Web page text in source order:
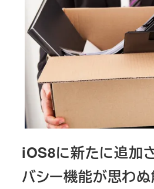
iOS8に新たに追加
バシー機能が思わ